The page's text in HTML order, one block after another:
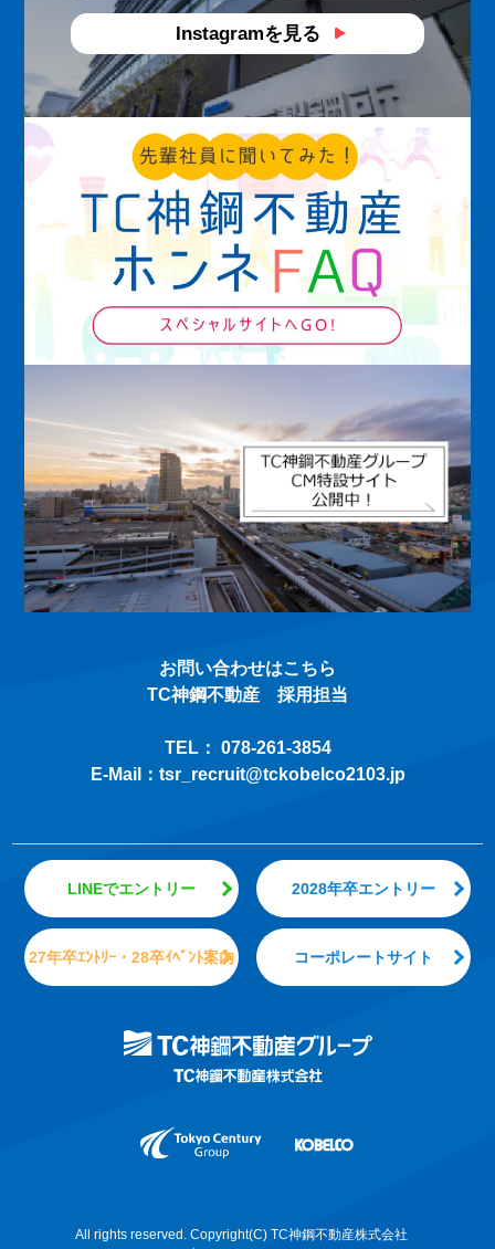
Instagramを見る
お問い合わせはこちら
TC神鋼不動産 採用担当
TEL： 078-261-3854
E-Mail： tsr_recruit@tckobelco2103.jp
LINEでエントリー 2028年卒エントリー
27年卒ｴﾝﾄﾘｰ・28卒ｲﾍﾞﾝﾄ案内 コーポレートサイト
All rights reserved. Copyright(C) TC神鋼不動産株式会社